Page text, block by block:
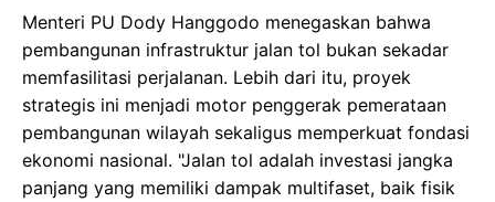
Menteri PU Dody Hanggodo menegaskan bahwa
pembangunan infrastruktur jalan tol bukan sekadar
memfasilitasi perjalanan. Lebih dari itu, proyek
strategis ini menjadi motor penggerak pemerataan
pembangunan wilayah sekaligus memperkuat fondasi
ekonomi nasional. "Jalan tol adalah investasi jangka
panjang yang memiliki dampak multifaset, baik fisik